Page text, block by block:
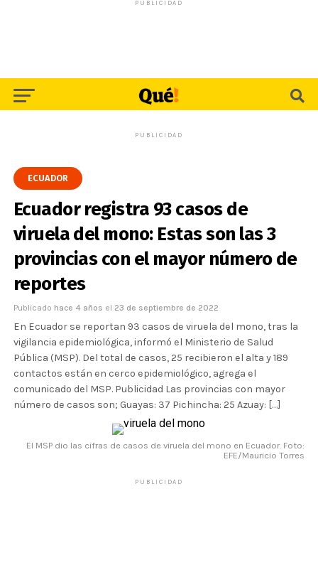
PUBLICIDAD
PUBLICIDAD
ECUADOR
Ecuador registra 93 casos de
viruela del mono: Estas son las 3
provincias con el mayor número de
reportes
Publicado hace 4 años el 23 de septiembre de 2022
En Ecuador se reportan 93 casos de viruela del mono, tras la
vigilancia epidemiológica, informó el Ministerio de Salud
Pública (MSP). Del total de casos, 25 recibieron el alta y 189
contactos están en cerco epidemiológico, agrega el
comunicado del MSP. Publicidad Las provincias con mayor
número de casos son; Guayas: 37 Pichincha: 25 Azuay: […]
El MSP dio las cifras de casos de viruela del mono en Ecuador. Foto:
EFE/Mauricio Torres
PUBLICIDAD